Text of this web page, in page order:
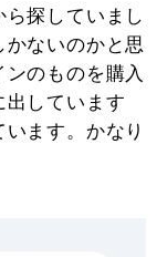
ら探していまし
ないのかと思
のものを購入
しています
ます。かなり